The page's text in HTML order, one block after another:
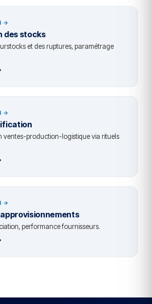
→
des stocks
et des ruptures, paramétrage
→
ventes-production-logistique via rituels
→
performance fournisseurs.